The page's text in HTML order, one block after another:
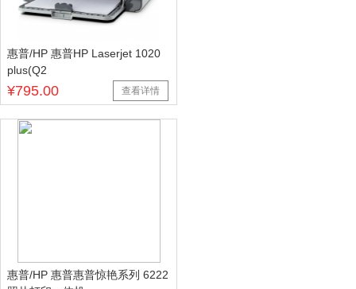
惠普/HP 惠普HP Laserjet 1020
plus(Q2
¥795.00 查看详情
惠普/HP 惠普惠普惊艳系列 6222